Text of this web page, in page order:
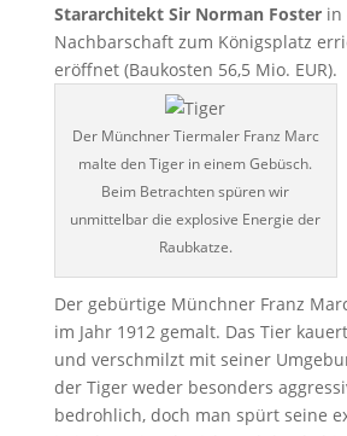
Stararchitekt Sir Norman Fosterin
Nachbarschaft zum Königsplatz
eröffnet (Baukosten 56,5 Mio. EUR).
Der Münchner Tiermaler Franz Marc
malte den Tiger in einem Gebüsch.
Beim Betrachten spüren wir
unmittelbar die explosive Energie der
Raubkatze.
Der gebürtige Münchner Franz
im Jahr 1912 gemalt. Das Tier
und verschmilzt mit seiner
der Tiger weder besonders
bedrohlich, doch man spürt seine